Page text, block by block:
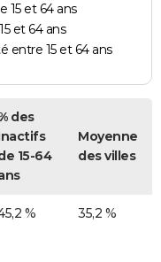
15 et 64 ans
et 64 ans
entre 15 et 64 ans
des
15-64
Moyenne
des villes
% 35,2 %